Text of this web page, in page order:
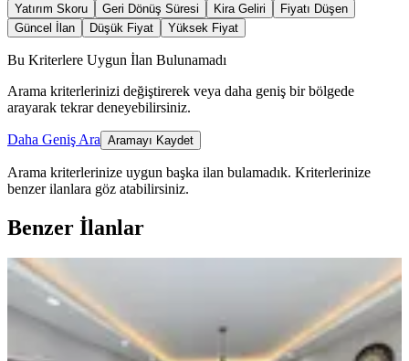
Yatırım Skoru Geri Dönüş Süresi Kira Geliri
Fiyatı Düşen
Güncel İlan
Düşük Fiyat Yüksek Fiyat
Bu Kriterlere Uygun İlan Bulunamadı
Arama kriterlerinizi değiştirerek veya daha geniş bir bölgede
arayarak tekrar deneyebilirsiniz.
Daha Geniş Ara Aramayı Kaydet
Arama kriterlerinize uygun başka ilan bulamadık. Kriterlerinize
benzer ilanlara göz atabilirsiniz.
Benzer İlanlar
ÖNE ÇIKAN
Köksal Dan Reşatbey Belediye Yanı
Seyhan, Reşatbey Mahallesi